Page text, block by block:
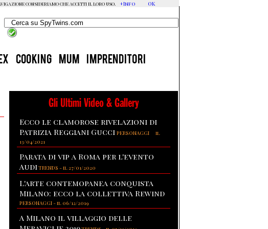
COOKING MUM IMPRENDITORI
Gli Ultimi Video & Gallery
Ecco le clamorose rivelazioni di
Patrizia Reggiani Gucci PERSONAGGI
il
13/04/2021
Parata di vip a Roma per l'evento
AudiTRENDS -il 27/01/2020
L'arte contemopanea conquista
Milano: ecco la collettiva Rewind
PERSONAGGI-il 06/12/2019
A Milano il villaggio delle
consideriamo che accetti il loro uso. +Info OK